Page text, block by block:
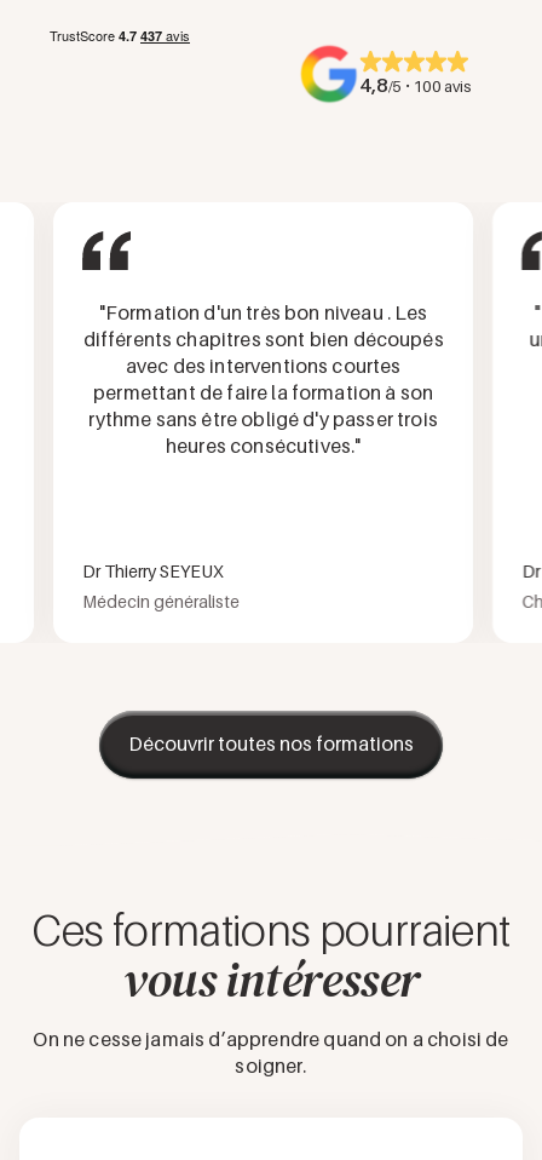
4,8/5 · 100 avis
"Formation d'un très bon niveau . Les
différents chapitres sont bien découpés
avec des interventions courtes
permettant de faire la formation à son
rythme sans être obligé d'y passer trois
heures consécutives."
Dr Thierry SEYEUX
Médecin généraliste
un
Dr
Découvrir toutes nos formations
Ces formations pourraient
vous intéresser
On ne cesse jamais d’apprendre quand on a choisi de
soigner.